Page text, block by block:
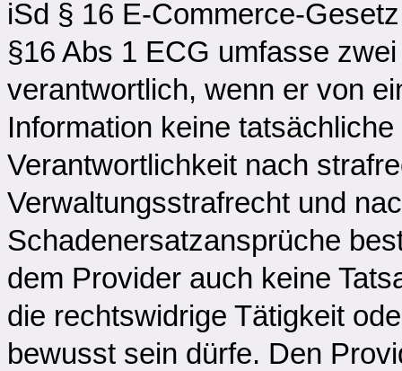
iSd § 16 E-Commerce-
§16 Abs 1 ECG umfasse
verantwortlich, wenn er von
Information keine
Verantwortlichkeit nach
Verwaltungsstrafrecht und
Schadenersatzansprüche
dem Provider auch keine
die rechtswidrige Tätigkeit
bewusst sein dürfe. Den